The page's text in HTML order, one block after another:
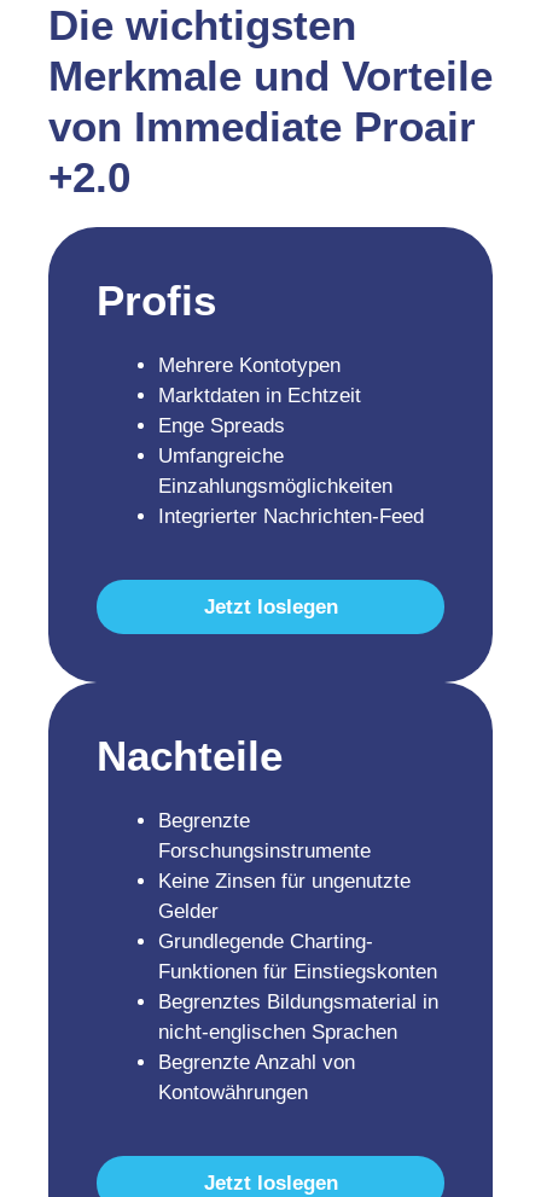
Die wichtigsten
Merkmale und Vorteile
von Immediate Proair
+2.0
Profis
Mehrere Kontotypen
Marktdaten in Echtzeit
Enge Spreads
Umfangreiche
Einzahlungsmöglichkeiten
Integrierter Nachrichten-Feed
Jetzt loslegen
Nachteile
Begrenzte
Forschungsinstrumente
Keine Zinsen für ungenutzte
Gelder
Grundlegende Charting-
Funktionen für Einstiegskonten
Begrenztes Bildungsmaterial in
nicht-englischen Sprachen
Begrenzte Anzahl von
Kontowährungen
Jetzt loslegen